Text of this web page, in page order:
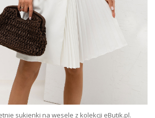
sukienki na wesele z kolekcji eButik.pl.